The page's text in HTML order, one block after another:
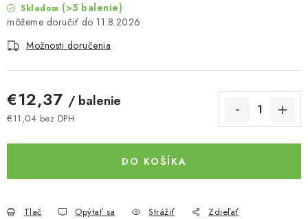
Skladom (>5 balenie)
11.8.2026
Možnosti doručenia
€12,37 / balenie
€11,04 bez DPH
DO KOŠÍKA
Tlač Opýtať sa Strážiť Zdieľať